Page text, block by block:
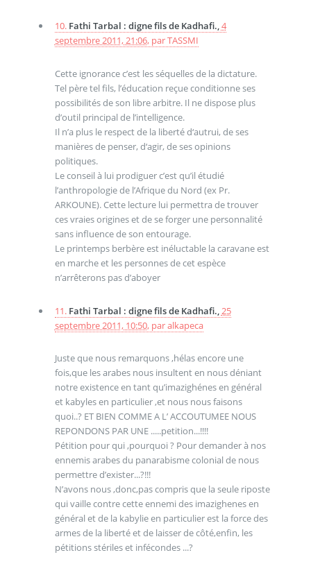
10. Fathi Tarbal : digne fils de Kadhafi.,4
septembre 2011, 21:06, parTASSMI
Cette ignorance c’est les séquelles de la dictature.
Tel père tel fils, l’éducation reçue conditionne ses
possibilités de son libre arbitre. Il ne dispose plus
d’outil principal de l’intelligence.
Il n’a plus le respect de la liberté d‘autrui, de ses
manières de penser, d‘agir, de ses opinions
politiques.
Le conseil à lui prodiguer c’est qu’il étudié
l’anthropologie de l’Afrique du Nord (ex Pr.
ARKOUNE). Cette lecture lui permettra de trouver
ces vraies origines et de se forger une personnalité
sans influence de son entourage.
Le printemps berbère est inéluctable la caravane est
en marche et les personnes de cet espèce
n’arrêterons pas d’aboyer
11. Fathi Tarbal : digne fils de Kadhafi., 25
septembre 2011, 10:50, paralkapeca
Juste que nous remarquons ,hélas encore une
fois,que les arabes nous insultent en nous déniant
notre existence en tant qu’imazighénes en général
et kabyles en particulier ,et nous nous faisons
quoi..? ET BIEN COMME A L’ ACCOUTUMEE NOUS
REPONDONS PAR UNE .....petition...!!!!
Pétition pour qui ,pourquoi ? Pour demander à nos
ennemis arabes du panarabisme colonial de nous
permettre d’exister...?!!!
N’avons nous ,donc,pas compris que la seule riposte
qui vaille contre cette ennemi des imazighenes en
général et de la kabylie en particulier est la force des
armes de la liberté et de laisser de côté,enfin, les
pétitions stériles et infécondes ...?